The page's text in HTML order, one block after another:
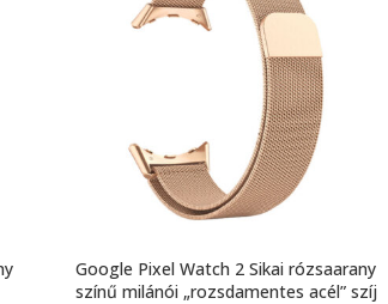
Google Pixel Watch 2 Sikai rózsaarany
színű milánói „rozsdamentes acél” szíj